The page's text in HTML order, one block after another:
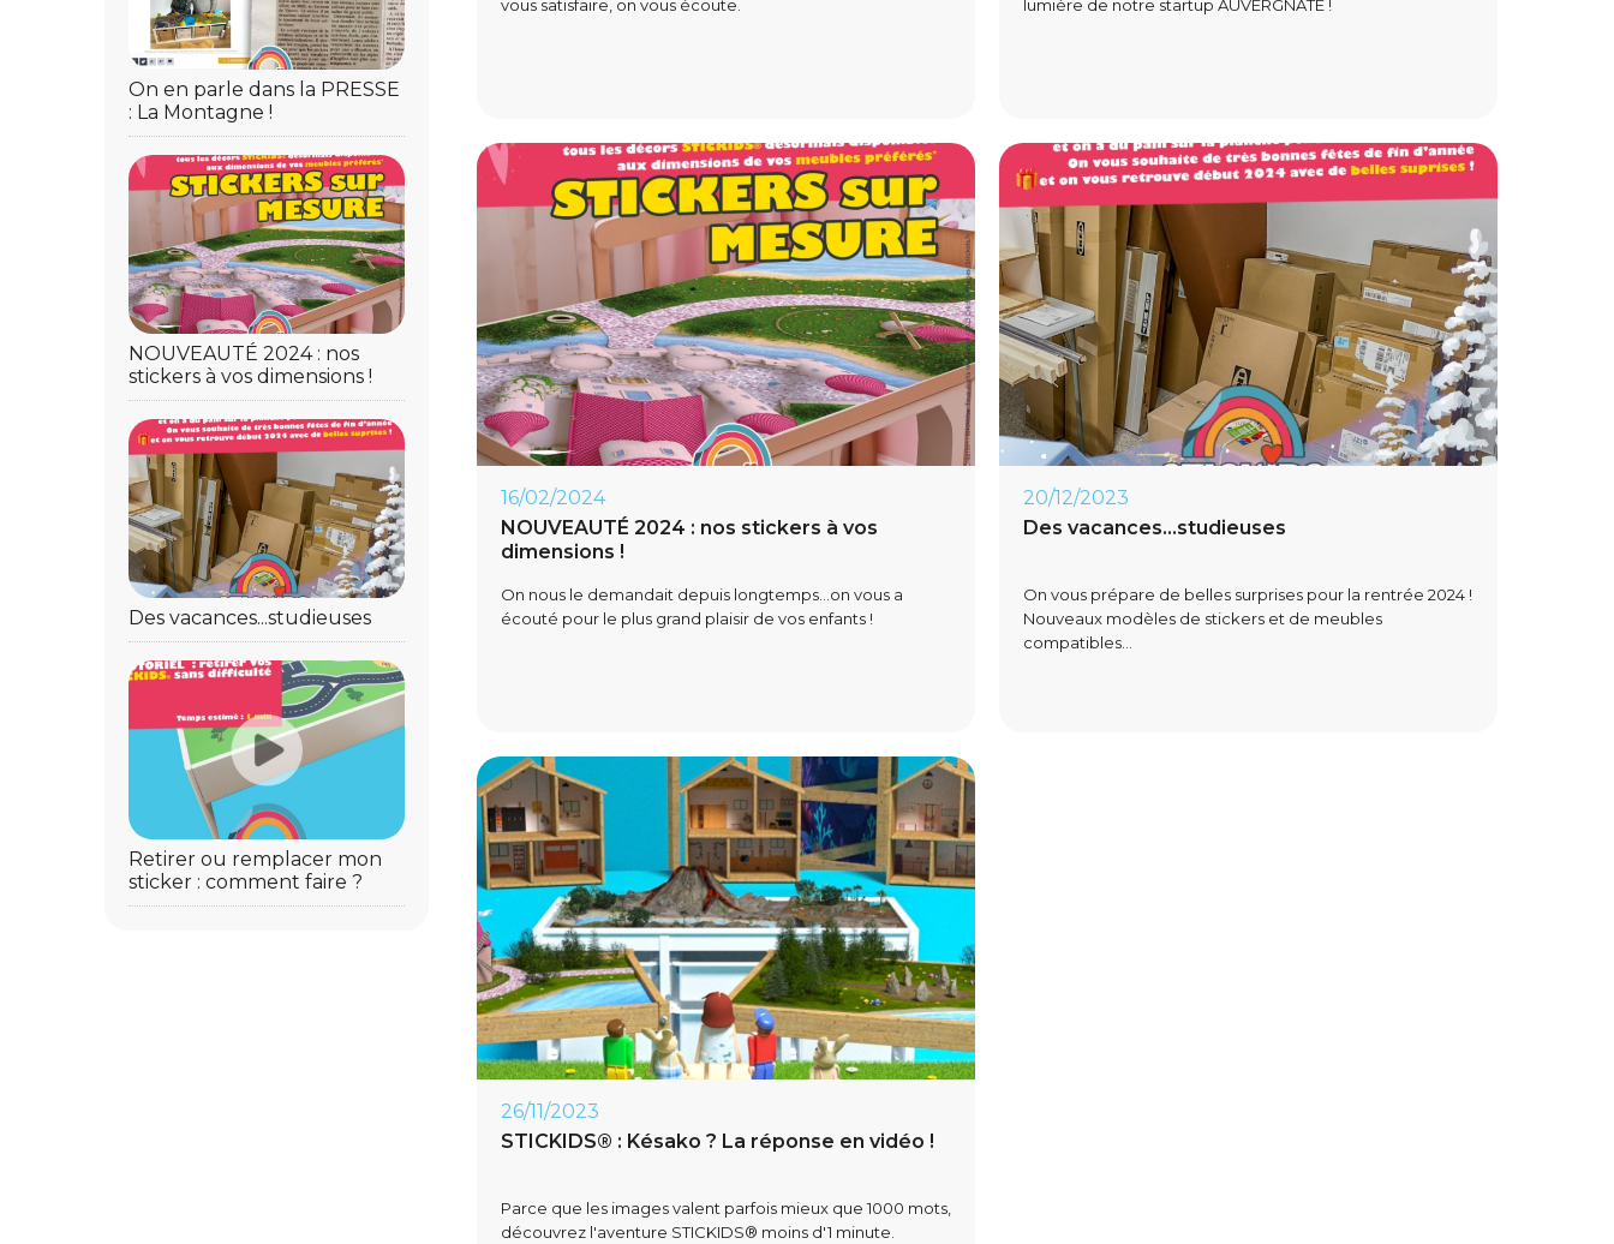
On en parle dans la PRESSE
: La Montagne !
NOUVEAUTÉ 2024 : nos
stickers à vos dimensions !
Des vacances...studieuses
Retirer ou remplacer mon
sticker : comment faire ?
vous satisfaire, on vous écoute.
lumière de notre startup AUVERGNATE !
NOUVEAUTÉ 2024 : nos stickers à vos
dimensions !
16/02/2024
On nous le demandait depuis longtemps...on vous a
écouté pour le plus grand plaisir de vos enfants !
Des vacances...studieuses
20/12/2023
On vous prépare de belles surprises pour la rentrée 2024 !
Nouveaux modèles de stickers et de meubles
compatibles...
STICKIDS® : Késako ? La réponse en vidéo !
26/11/2023
Parce que les images valent parfois mieux que 1000 mots,
découvrez l'aventure STICKIDS® moins d'1 minute.